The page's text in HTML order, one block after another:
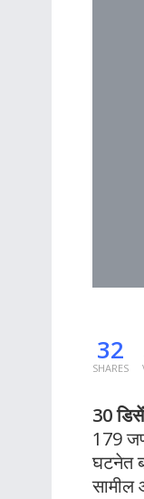
32
SHARES
30
179
घटनेत